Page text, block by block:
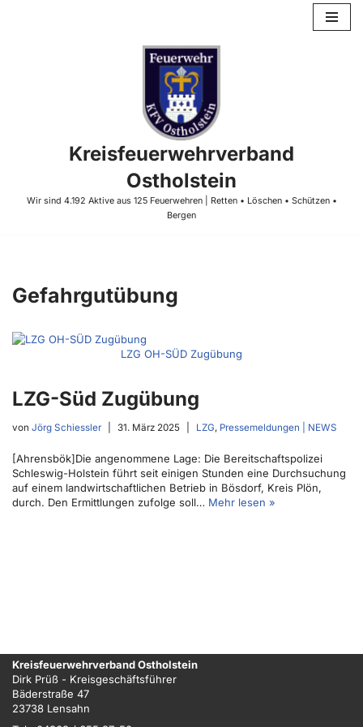
Kreisfeuerwehrverband
Ostholstein
Wir sind 4.192 Aktive aus 125 Feuerwehren | Retten • Löschen • Schützen •
Bergen
Gefahrgutübung
LZG OH-SÜD Zugübung
LZG-Süd Zugübung
von Jörg Schiessler 31. März 2025 LZG, Pressemeldungen | NEWS
[Ahrensbök]Die angenommene Lage: Die Bereitschaftspolizei
Schleswig-Holstein führt seit einigen Stunden eine Durchsuchung
auf einem landwirtschaftlichen Betrieb in Bösdorf, Kreis Plön,
durch. Den Ermittlungen zufolge soll… Mehr lesen »
Kreisfeuerwehrverband Ostholstein
Dirk Prüß - Kreisgeschäftsführer
Bäderstraße 47
23738 Lensahn